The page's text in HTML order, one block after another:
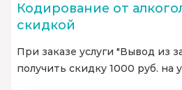
Кодирование от
скидкой
При заказе услуги "Вывод из
получить скидку 1000 руб. на